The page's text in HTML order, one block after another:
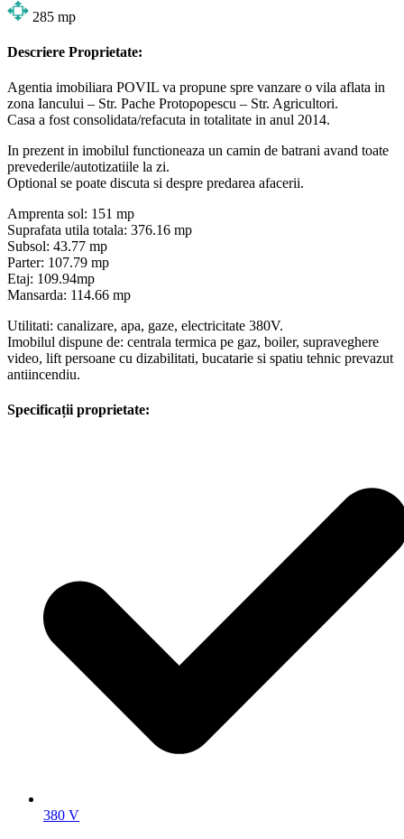
285 mp
Descriere Proprietate:
Agentia imobiliara POVIL va propune spre vanzare o vila aflata in
zona Iancului – Str. Pache Protopopescu – Str. Agricultori.
Casa a fost consolidata/refacuta in totalitate in anul 2014.
In prezent in imobilul functioneaza un camin de batrani avand toate
prevederile/autotizatiile la zi.
Optional se poate discuta si despre predarea afacerii.
Amprenta sol: 151 mp
Suprafata utila totala: 376.16 mp
Subsol: 43.77 mp
Parter: 107.79 mp
Etaj: 109.94mp
Mansarda: 114.66 mp
Utilitati: canalizare, apa, gaze, electricitate 380V.
Imobilul dispune de: centrala termica pe gaz, boiler, supraveghere
video, lift persoane cu dizabilitati, bucatarie si spatiu tehnic prevazut
antiincendiu.
Specificații proprietate:
380 V